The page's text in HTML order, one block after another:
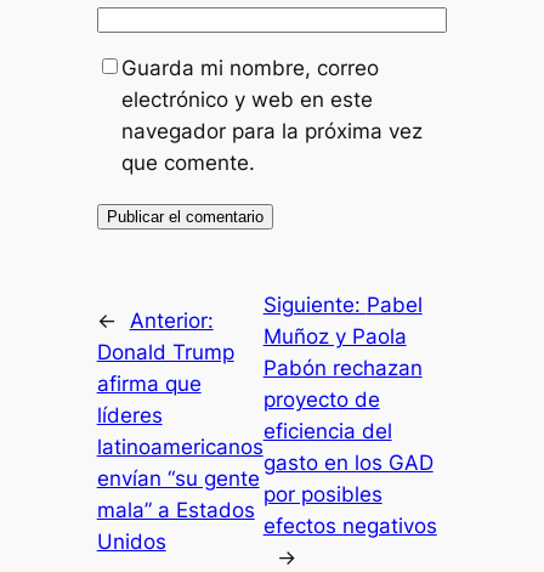
Guarda mi nombre, correo
electrónico y web en este
navegador para la próxima vez
que comente.
← Anterior:
Donald Trump
afirma que
líderes
latinoamericanos
envían “su gente
mala” a Estados
Unidos
Siguiente: Pabel
Muñoz y Paola
Pabón rechazan
proyecto de
eficiencia del
gasto en los GAD
por posibles
efectos negativos
→